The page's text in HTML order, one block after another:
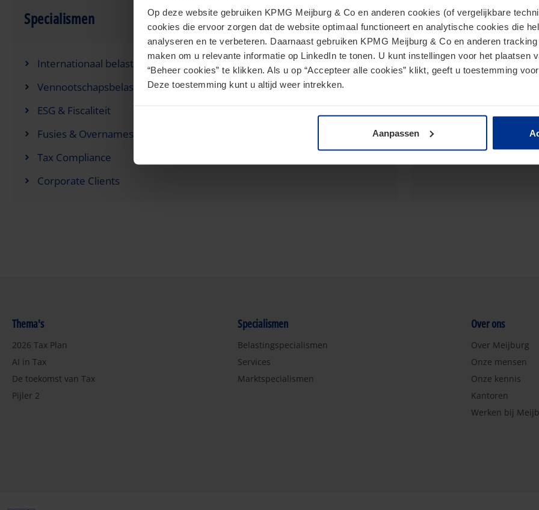
Op deze website gebruiken KPMG Meijburg & Co en anderen cookies (of vergelijkbare
cookies die ervoor zorgen dat de website optimaal functioneert en analytische cookies die
analyseren en te verbeteren. Daarnaast gebruiken KPMG Meijburg & Co en anderen
maken om u relevante informatie op LinkedIn te tonen. U kunt instellingen voor het plaatsen
“Beheer cookies” te klikken. Als u op “Accepteer alle cookies” klikt, geeft u toestemming
Deze toestemming kunt u altijd weer intrekken.
Aanpassen
Specialismen
Internationaal belastingrecht
Vennootschapsbelasting
ESG & Fiscaliteit
Fusies & Overnames (M&A)
Tax Compliance
Corporate Clients
Publicaties
ESG insights for Tax
Thema's
2026 Tax Plan
AI in Tax
De toekomst van Tax
Pijler 2
Specialismen
Belastingspecialismen
Services
Marktspecialismen
Over ons
Over Meijburg
Onze mensen
Onze kennis
Kantoren
Werken bij